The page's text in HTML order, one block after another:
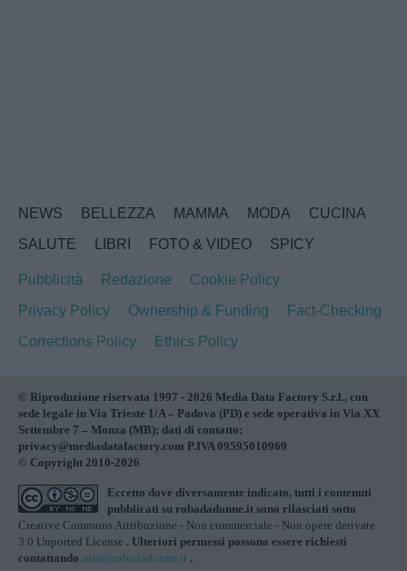
NEWS BELLEZZA MAMMA MODA
CUCINA
SALUTE
LIBRI FOTO & VIDEO SPICY
Pubblicità Redazione
Cookie Policy
Privacy Policy
Ownership & Funding
Fact-Checking
Corrections Policy
Ethics Policy
© Riproduzione riservata 1997 - 2026 Media Data Factory S.r.l., con
sede legale in Via Trieste 1/A – Padova (PD) e sede operativa in Via XX
Settembre 7 – Monza (MB); dati di contatto:
privacy@mediadatafactory.com P.IVA 09595010969
© Copyright 2010-2026
Eccetto dove diversamente indicato, tutti i contenuti
pubblicati su robadadonne.it sono rilasciati sotto
Creative Commons Attribuzione - Non commerciale - Non opere derivate
3.0 Unported License . Ulteriori permessi possono essere richiesti
contattando info@robadadonne.it .